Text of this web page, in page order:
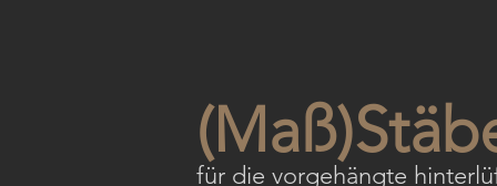
für die vorgehängte